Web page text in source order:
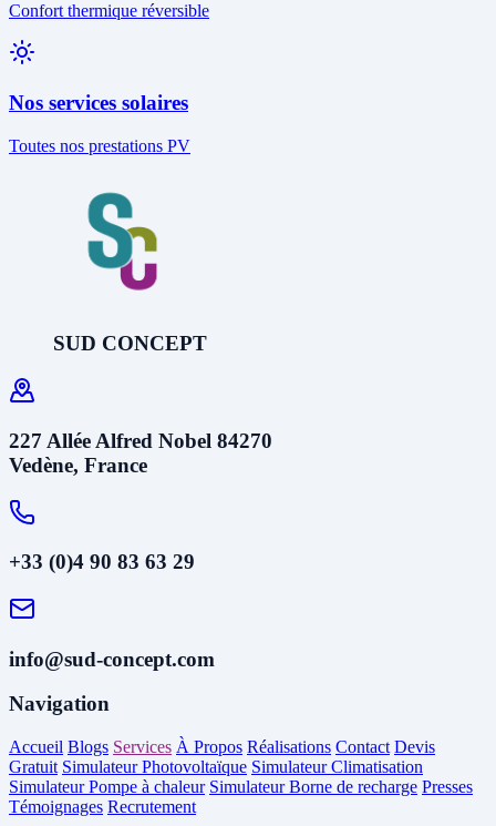
Confort thermique réversible
Nos services solaires
Toutes nos prestations PV
SUD CONCEPT
227 Allée Alfred Nobel 84270
Vedène, France
+33 (0)4 90 83 63 29
info@sud-concept.com
Navigation
Accueil Blogs Services À Propos Réalisations Contact Devis
Gratuit Simulateur Photovoltaïque Simulateur Climatisation
Simulateur Pompe à chaleur Simulateur Borne de recharge Presses
Témoignages Recrutement